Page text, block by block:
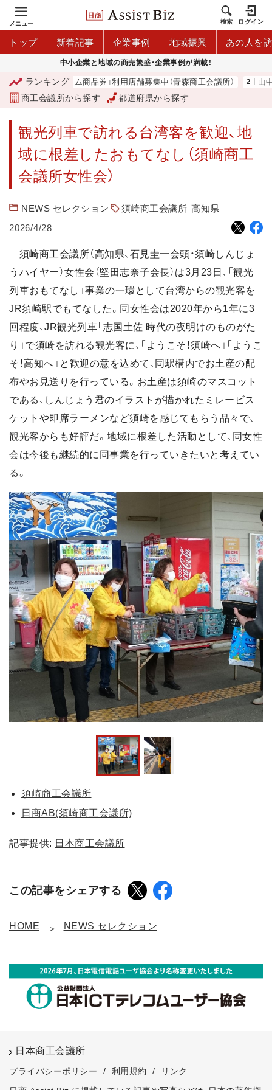
メニュー 検索 ログイン
トップ 新着記事 企業事例 地域振興 あの人を
中小企業と地域の商売繁盛・企業事例が満載！
ランキング
「青森市プレミアム商品券」利用店舗募集中（青森商工会議所） 山中
商工会議所から探す 都道府県から探す
観光列車で訪れる台湾客を歓迎、地
域に根差したおもてなし（須崎商工
会議所女性会）
NEWS セレクション 須崎商工会議所 高知県
2026/4/28
須崎商工会議所（高知県、石見圭一会頭・須崎しんじょ
うハイヤー）女性会（堅田志奈子会長）は3月23日、「観光
列車おもてなし」事業の一環として台湾からの観光客を
JR須崎駅でもてなした。同女性会は2020年から1年に3
回程度、JR観光列車「志国土佐 時代の夜明けのものがた
り」で須崎を訪れる観光客に、「ようこそ！須崎へ」「ようこ
そ！高知へ」と歓迎の意を込めて、同駅構内でお土産の配
布やお見送りを行っている。お土産は須崎のマスコット
である、しんじょう君のイラストが描かれたミレービス
ケットや即席ラーメンなど須崎を感じてもらう品々で、
観光客からも好評だ。地域に根差した活動として、同女性
会は今後も継続的に同事業を行っていきたいと考えてい
る。
須崎商工会議所
日商AB(須崎商工会議所)
記事提供: 日本商工会議所
この記事をシェアする
HOME NEWS セレクション
日本商工会議所
プライバシーポリシー / 利用規約 /
リンク